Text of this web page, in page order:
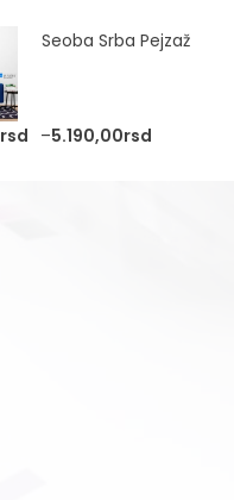
Seoba Srba Pejzaž
rsd –5.190,00rsd